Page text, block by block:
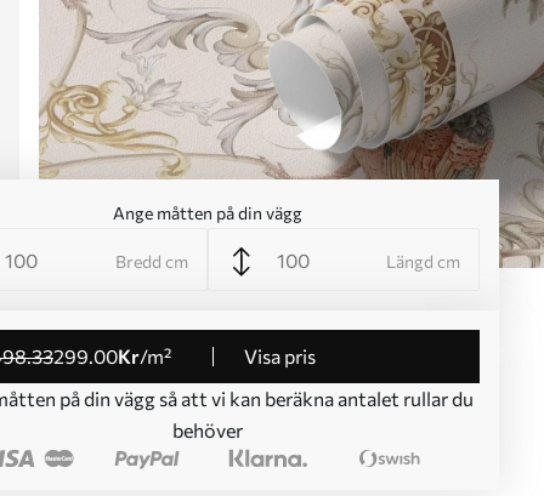
Ange måtten på din vägg
Bredd cm Längd cm
.33299.00Kr/m²
Visa pris
på din vägg så att vi kan beräkna antalet rullar du
behöver